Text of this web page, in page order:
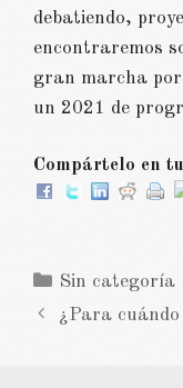
debatiendo,
encontraremos
gran marcha por
un 2021 de
Compártelo en
Categorías
Sin categoría
¿Para cuándo